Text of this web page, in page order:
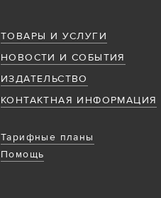
ТОВАРЫ И УСЛУГИ
НОВОСТИ И СОБЫТИЯ
ИЗДАТЕЛЬСТВО
КОНТАКТНАЯ ИНФОРМАЦИЯ
Тарифные планы
Помощь